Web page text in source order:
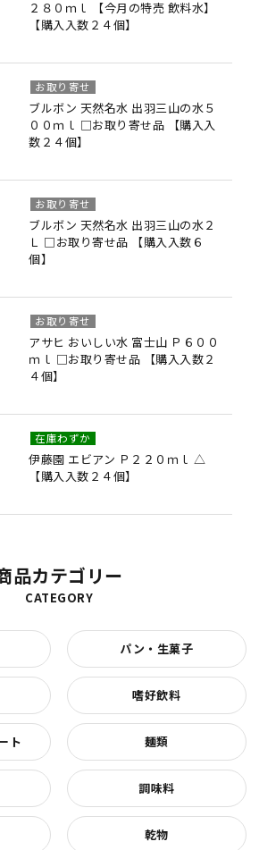
２８０ｍｌ 【今月の特売 飲料水】
【購入入数２４個】
ブルボン 天然名水 出羽三山の水５
００ｍｌ □お取り寄せ品 【購入入
数２４個】
お取り寄せ
ブルボン 天然名水 出羽三山の水２
Ｌ □お取り寄せ品 【購入入数６
個】
お取り寄せ
アサヒ おいしい水 富士山 Ｐ６００
ｍｌ □お取り寄せ品 【購入入数２
４個】
お取り寄せ
伊藤園 エビアン Ｐ２２０ｍｌ △
【購入入数２４個】
在庫わずか
品カテゴリー
CATEGORY
パン・生菓子
嗜好飲料
ト 麺類
調味料
乾物